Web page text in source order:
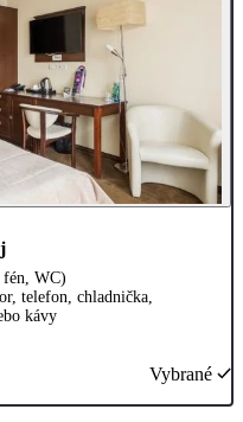
fén, WC)
telefon, chladnička,
kávy
Vybrané